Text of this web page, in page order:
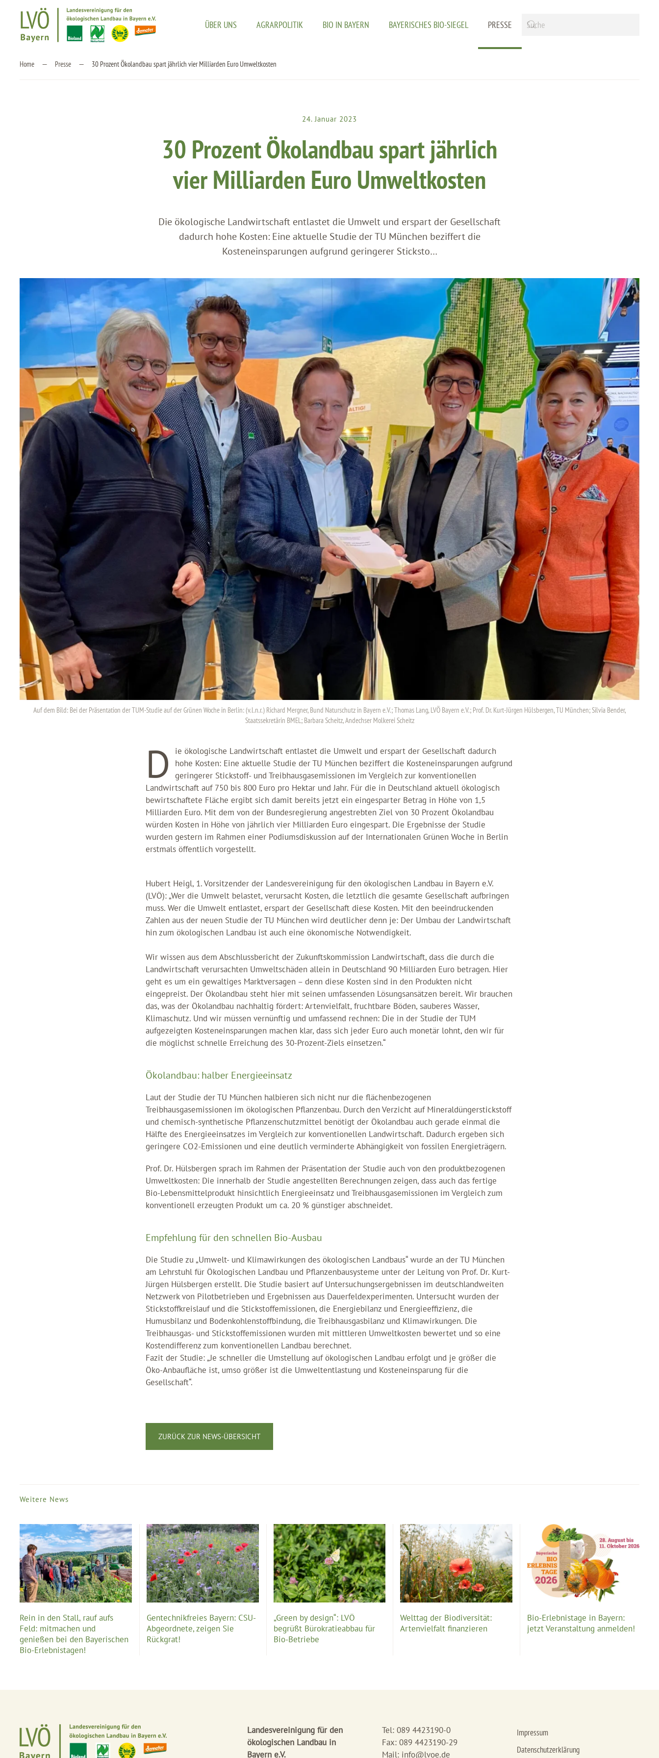
Zum Hauptinhalt springen ÜBER UNS AGRARPOLITIK BIO IN BAYERN BAYERISCHES BIO-SIEGEL PRESSE
Home Presse 30 Prozent Ökolandbau spart jährlich vier Milliarden Euro Umweltkosten
24. Januar 2023
30 Prozent Ökolandbau spart jährlich
vier Milliarden Euro Umweltkosten
Die ökologische Landwirtschaft entlastet die Umwelt und erspart der Gesellschaft
dadurch hohe Kosten: Eine aktuelle Studie der TU München beziffert die
Kosteneinsparungen aufgrund geringerer Sticksto…
Auf dem Bild: Bei der Präsentation der TUM-Studie auf der Grünen Woche in Berlin: (v.l.n.r.) Richard Mergner, Bund Naturschutz in Bayern e.V.; Thomas Lang, LVÖ Bayern e.V.; Prof. Dr. Kurt-Jürgen Hülsbergen, TU München; Silvia Bender,
Staatssekretärin BMEL; Barbara Scheitz, Andechser Molkerei Scheitz
D
ie ökologische Landwirtschaft entlastet die Umwelt und erspart der Gesellschaft dadurch
hohe Kosten: Eine aktuelle Studie der TU München beziffert die Kosteneinsparungen aufgrund
geringerer Stickstoff- und Treibhausgasemissionen im Vergleich zur konventionellen
Landwirtschaft auf 750 bis 800 Euro pro Hektar und Jahr. Für die in Deutschland aktuell ökologisch
bewirtschaftete Fläche ergibt sich damit bereits jetzt ein eingesparter Betrag in Höhe von 1,5
Milliarden Euro. Mit dem von der Bundesregierung angestrebten Ziel von 30 Prozent Ökolandbau
würden Kosten in Höhe von jährlich vier Milliarden Euro eingespart. Die Ergebnisse der Studie
wurden gestern im Rahmen einer Podiumsdiskussion auf der Internationalen Grünen Woche in Berlin
erstmals öffentlich vorgestellt.
Hubert Heigl, 1. Vorsitzender der Landesvereinigung für den ökologischen Landbau in Bayern e.V.
(LVÖ): „Wer die Umwelt belastet, verursacht Kosten, die letztlich die gesamte Gesellschaft aufbringen
muss. Wer die Umwelt entlastet, erspart der Gesellschaft diese Kosten. Mit den beeindruckenden
Zahlen aus der neuen Studie der TU München wird deutlicher denn je: Der Umbau der Landwirtschaft
hin zum ökologischen Landbau ist auch eine ökonomische Notwendigkeit.
Wir wissen aus dem Abschlussbericht der Zukunftskommission Landwirtschaft, dass die durch die
Landwirtschaft verursachten Umweltschäden allein in Deutschland 90 Milliarden Euro betragen. Hier
geht es um ein gewaltiges Marktversagen – denn diese Kosten sind in den Produkten nicht
eingepreist. Der Ökolandbau steht hier mit seinen umfassenden Lösungsansätzen bereit. Wir brauchen
das, was der Ökolandbau nachhaltig fördert: Artenvielfalt, fruchtbare Böden, sauberes Wasser,
Klimaschutz. Und wir müssen vernünftig und umfassend rechnen: Die in der Studie der TUM
aufgezeigten Kosteneinsparungen machen klar, dass sich jeder Euro auch monetär lohnt, den wir für
die möglichst schnelle Erreichung des 30-Prozent-Ziels einsetzen.“
Ökolandbau: halber Energieeinsatz
Laut der Studie der TU München halbieren sich nicht nur die flächenbezogenen
Treibhausgasemissionen im ökologischen Pflanzenbau. Durch den Verzicht auf Mineraldüngerstickstoff
und chemisch-synthetische Pflanzenschutzmittel benötigt der Ökolandbau auch gerade einmal die
Hälfte des Energieeinsatzes im Vergleich zur konventionellen Landwirtschaft. Dadurch ergeben sich
geringere CO2-Emissionen und eine deutlich verminderte Abhängigkeit von fossilen Energieträgern.
Prof. Dr. Hülsbergen sprach im Rahmen der Präsentation der Studie auch von den produktbezogenen
Umweltkosten: Die innerhalb der Studie angestellten Berechnungen zeigen, dass auch das fertige
Bio-Lebensmittelprodukt hinsichtlich Energieeinsatz und Treibhausgasemissionen im Vergleich zum
konventionell erzeugten Produkt um ca. 20 % günstiger abschneidet.
Empfehlung für den schnellen Bio-Ausbau
Die Studie zu „Umwelt- und Klimawirkungen des ökologischen Landbaus“ wurde an der TU München
am Lehrstuhl für Ökologischen Landbau und Pflanzenbausysteme unter der Leitung von Prof. Dr. Kurt-
Jürgen Hülsbergen erstellt. Die Studie basiert auf Untersuchungsergebnissen im deutschlandweiten
Netzwerk von Pilotbetrieben und Ergebnissen aus Dauerfeldexperimenten. Untersucht wurden der
Stickstoffkreislauf und die Stickstoffemissionen, die Energiebilanz und Energieeffizienz, die
Humusbilanz und Bodenkohlenstoffbindung, die Treibhausgasbilanz und Klimawirkungen. Die
Treibhausgas- und Stickstoffemissionen wurden mit mittleren Umweltkosten bewertet und so eine
Kostendifferenz zum konventionellen Landbau berechnet.
Fazit der Studie: „Je schneller die Umstellung auf ökologischen Landbau erfolgt und je größer die
Öko-Anbaufläche ist, umso größer ist die Umweltentlastung und Kosteneinsparung für die
Gesellschaft“.
ZURÜCK ZUR NEWS-ÜBERSICHT
Weitere News
Rein in den Stall, rauf aufs
Feld: mitmachen und
genießen bei den Bayerischen
Bio-Erlebnistagen!
Gentechnikfreies Bayern: CSU-
Abgeordnete, zeigen Sie
Rückgrat!
„Green by design“: LVÖ
begrüßt Bürokratieabbau für
Bio-Betriebe
Welttag der Biodiversität:
Artenvielfalt finanzieren
Bio-Erlebnistage in Bayern:
jetzt Veranstaltung anmelden!
Landesvereinigung für den
ökologischen Landbau in
Bayern e.V.
Tel: 089 4423190-0
Fax: 089 4423190-29
Mail: info@lvoe.de
Impressum
Datenschutzerklärung